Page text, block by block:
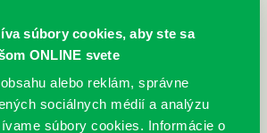
súbory cookies, aby ste sa
ONLINE svete
alebo reklám, správne
sociálnych médií a analýzu
súbory cookies. Informácie o